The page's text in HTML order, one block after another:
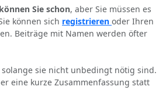
Sie schon, aber Sie müssen es
können sich registrieren oder Ihren
Beiträge mit Namen werden öfter
solange sie nicht unbedingt nötig sind.
eine kurze Zusammenfassung statt